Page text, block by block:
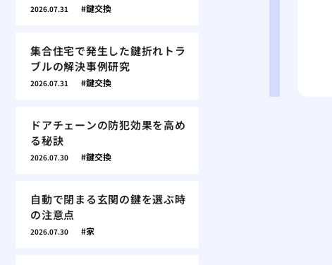
2026.07.31 鍵交換
集合住宅で発生した鍵折れトラ
ブルの解決事例研究
2026.07.31 鍵交換
ドアチェーンの防犯効果を高め
る秘訣
2026.07.30 鍵交換
自動で閉まる玄関の鍵を選ぶ時
の注意点
2026.07.30 家